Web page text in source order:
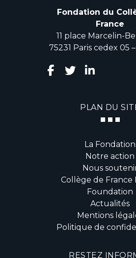
Fondation du
France
11 place Marcelin-
75231 Paris cedex 05
PLAN DU
La Fondation
Notre action
Nous
Collège de France
Foundation
Actualités
Mentions
Politique de
RESTEZ